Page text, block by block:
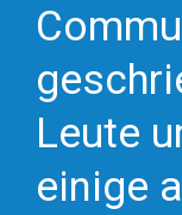
Leute
einige